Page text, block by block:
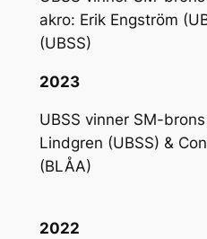
akro: Erik Engström
(UBSS)
2023
UBSS vinner SM-
Lindgren (UBSS) &
(BLÅA)
2022